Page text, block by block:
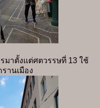
รมาตั้งแต่ศตวรรษที่ 13 ใช้
านเมือง